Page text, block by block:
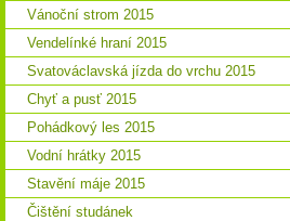
Vánoční strom 2015
Vendelínké hraní 2015
Svatováclavská jízda do vrchu 2015
Chyť a pusť 2015
Pohádkový les 2015
Vodní hrátky 2015
Stavění máje 2015
Čištění studánek